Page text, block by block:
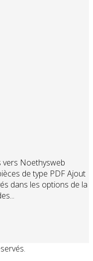
Noethysweb
de type PDF Ajout
dans les options de la